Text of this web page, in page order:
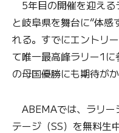
5年目の開催を迎える
と岐阜県を舞台に“体感
れる。すでにエントリ
て唯一最高峰ラリー1
の母国優勝にも期待がか
ABEMAでは、ラリー
テージ（SS）を無料生